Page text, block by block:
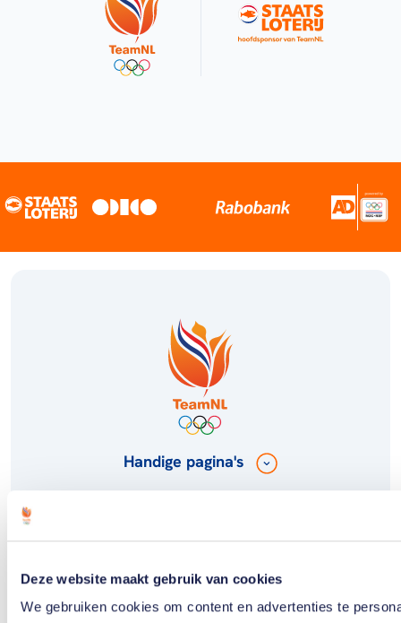
Deze website maakt gebruik van cookies
We gebruiken cookies om content en advertenties te
Handige pagina's
Volg TeamNL